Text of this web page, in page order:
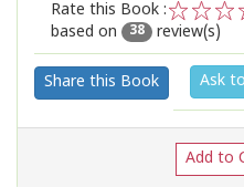
Rate this Book :
3
2
1
based on
38 review(s)
Share this Book Ask
Add to